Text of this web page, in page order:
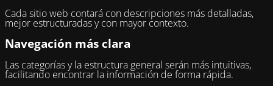
Cada sitio web contará con descripciones más detalladas,
mejor estructuradas y con mayor contexto.
Navegación más clara
Las categorías y la estructura general serán más intuitivas,
facilitando encontrar la información de forma rápida.